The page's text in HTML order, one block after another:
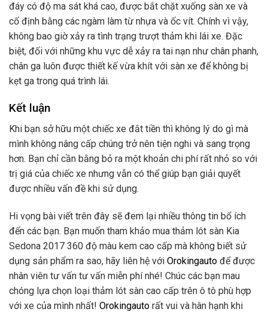
đáy có độ ma sát khá cao, được bắt chặt xuống sàn xe và
cố định bằng các ngàm làm từ nhựa và ốc vít. Chính vì vậy,
không bao giờ xảy ra tình trạng trượt thảm khi lái xe. Đặc
biệt, đối với những khu vực dễ xảy ra tai nạn như chân phanh,
chân ga luôn được thiết kế vừa khít với sàn xe để không bị
kẹt ga trong quá trình lái.
Kết luận
Khi bạn sở hữu một chiếc xe đắt tiền thì không lý do gì mà
mình không nâng cấp chúng trở nên tiện nghi và sang trọng
hơn. Bạn chỉ cần bằng bỏ ra một khoản chi phí rất nhỏ so với
trị giá của chiếc xe nhưng vẫn có thể giúp bạn giải quyết
được nhiều vấn đề khi sử dụng.
Hi vọng bài viết trên đây sẽ đem lại nhiều thông tin bổ ích
đến các bạn. Bạn muốn tham khảo mua thảm lót sàn Kia
Sedona 2017 360 độ màu kem cao cấp mà không biết sử
dụng sản phẩm ra sao, hãy liên hệ với Orokingauto để được
nhân viên tư vấn tư vấn miễn phí nhé! Chúc các bạn mau
chóng lựa chọn loại thảm lót sàn cao cấp trên ô tô phù hợp
với xe của mình nhất! Orokingauto rất vui và hân hạnh khi